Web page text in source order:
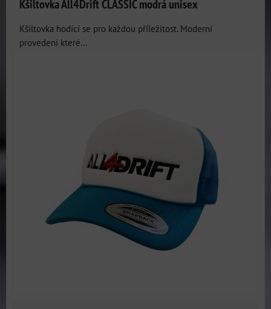
Kšiltovka All4Drift CLASSIC modrá unisex
Kšiltovka hodící se pro každou příležitost. Moderní
provedení které...